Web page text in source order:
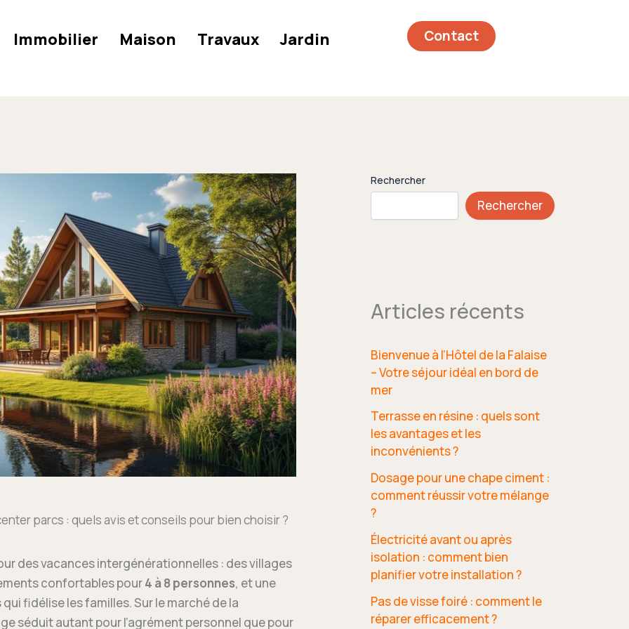
Immobilier Maison Travaux Jardin Contact
parcs : quels avis et conseils pour bien choisir ?
des vacances intergénérationnelles : des villages
confortables pour4 à 8 personnes, et une
fidélise les familles. Sur le marché de la
séduit autant pour l’agrément personnel que pour
Rechercher
Rechercher
Articles récents
Bienvenue à l’Hôtel de la Falaise
– Votre séjour idéal en bord de
mer
Terrasse en résine : quels sont
les avantages et les
inconvénients ?
Dosage pour une chape ciment :
comment réussir votre mélange
?
Électricité avant ou après
isolation : comment bien
planifier votre installation ?
Pas de visse foiré : comment le
réparer efficacement ?